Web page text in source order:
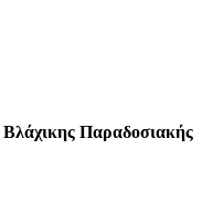
Βλάχικης Παραδοσιακής